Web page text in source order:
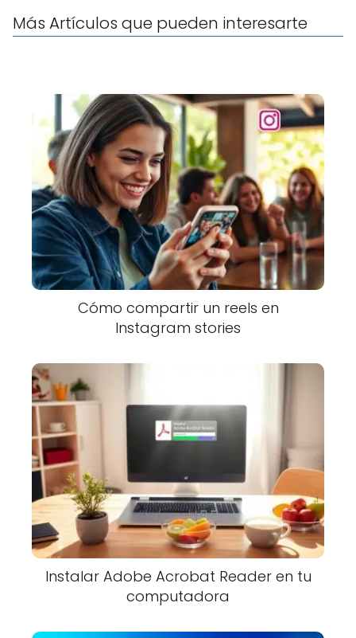
Más Artículos que pueden interesarte
Cómo compartir un reels en
Instagram stories
Instalar Adobe Acrobat Reader en tu
computadora